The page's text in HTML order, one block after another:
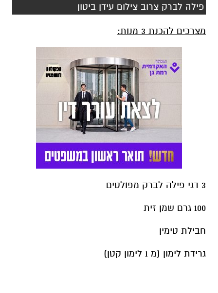
פילה לברק צרוב צילום עידן ביטון
מצרכים להכנת 3 מנות:
3 דגי פילה לברק מפולטים
100 גרם שמן זית
חבילת טימין
גרידת לימון (מ 1 לימון קטן)